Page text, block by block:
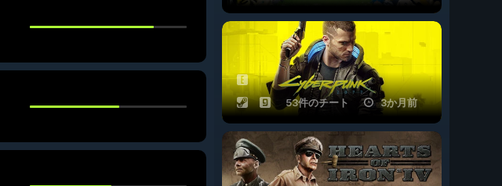
53件のチート 3か月前